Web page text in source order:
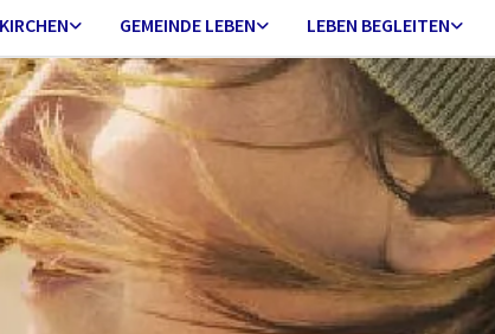
KIRCHEN GEMEINDE LEBEN LEBEN BEGLEITEN